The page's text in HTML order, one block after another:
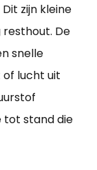
zijn kleine
De
snelle
lucht uit
tot stand die